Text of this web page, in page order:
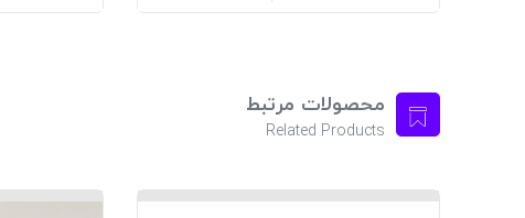
محصولات مرتبط
Related Products